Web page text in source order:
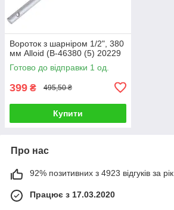
Вороток з шарніром 1/2", 380
мм Alloid (В-46380 (5) 20229
Готово до відправки 1 од.
399 ₴ 495,50 ₴
Купити
Про нас
92% позитивних з 4923 відгуків за рік
Працює з 17.03.2020